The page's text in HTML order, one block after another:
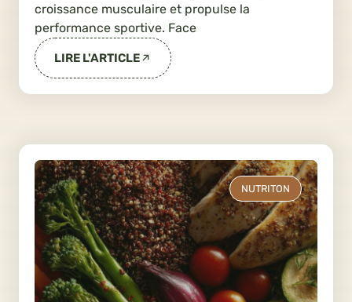
croissance musculaire et propulse la
performance sportive. Face
LIRE L'ARTICLE
NUTRITON